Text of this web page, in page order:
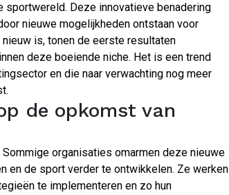
sportwereld. Deze innovatieve benadering
nieuwe mogelijkheden ontstaan voor
is, tonen de eerste resultaten
deze boeiende niche. Het is een trend
en die naar verwachting nog meer
de opkomst van
organisaties omarmen deze nieuwe
en de sport verder te ontwikkelen. Ze werken
te implementeren en zo hun